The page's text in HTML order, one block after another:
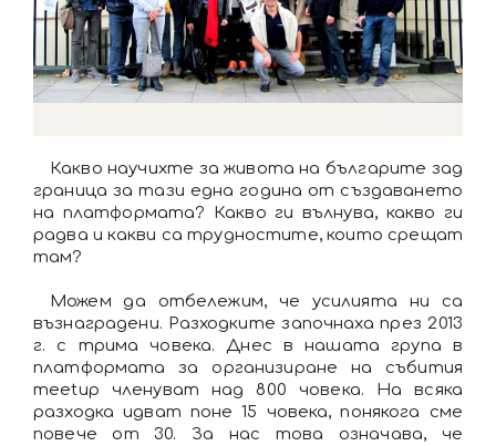
Какво научихте за живота на българите зад
граница за тази една година от създаването
на платформата? Какво ги вълнува, какво ги
радва и какви са трудностите, които срещат
там?
Можем да отбележим, че усилията ни са
възнаградени. Разходките започнаха през 2013
г. с трима човека. Днес в нашата група в
платформата за организиране на събития
meetup членуват над 800 човека. На всяка
разходка идват поне 15 човека, понякога сме
повече от 30. За нас това означава, че